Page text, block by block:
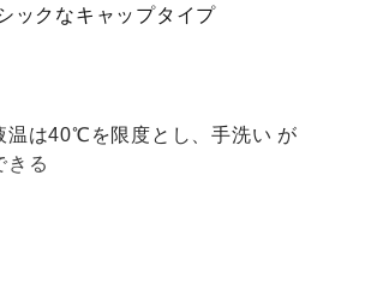
グックなキャップタイプ
温は40℃を限度とし、手洗い が
きる